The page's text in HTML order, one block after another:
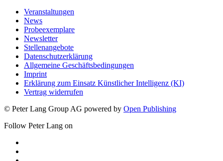
Veranstaltungen
News
Probeexemplare
Newsletter
Stellenangebote
Datenschutzerklärung
Allgemeine Geschäftsbedingungen
Imprint
Erklärung zum Einsatz Künstlicher Intelligenz (KI)
Vertrag widerrufen
© Peter Lang Group AG powered by Open Publishing
Follow Peter Lang on